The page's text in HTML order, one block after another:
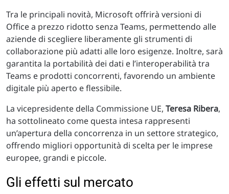
Tra le principali novità, Microsoft offrirà versioni di
Office a prezzo ridotto senza Teams, permettendo alle
aziende di scegliere liberamente gli strumenti di
collaborazione più adatti alle loro esigenze. Inoltre, sarà
garantita la portabilità dei dati e l’interoperabilità tra
Teams e prodotti concorrenti, favorendo un ambiente
digitale più aperto e flessibile.
La vicepresidente della Commissione UE, Teresa Ribera,
ha sottolineato come questa intesa rappresenti
un’apertura della concorrenza in un settore strategico,
offrendo migliori opportunità di scelta per le imprese
europee, grandi e piccole.
Gli effetti sul mercato